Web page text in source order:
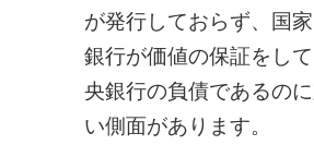
が発行しておらず、国
銀行が価値の保証をし
央銀行の負債であるの
い側面があります。